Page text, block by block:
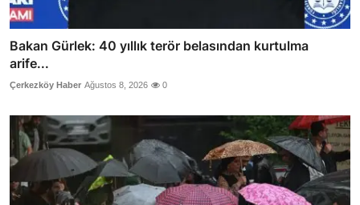
Bakan Gürlek: 40 yıllık terör belasından kurtulma
arife...
Çerkezköy Haber Ağustos 8, 2026 0